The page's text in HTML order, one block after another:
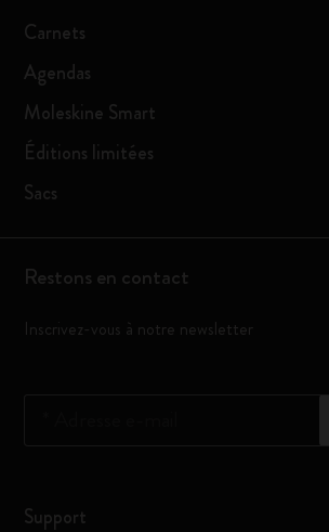
Carnets
Agendas
Moleskine Smart
Éditions limitées
Sacs
Restons en contact
Inscrivez-vous à notre newsletter
Support